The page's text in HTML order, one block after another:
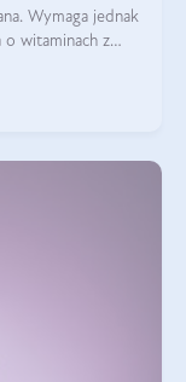
Wymaga jednak
witaminach z